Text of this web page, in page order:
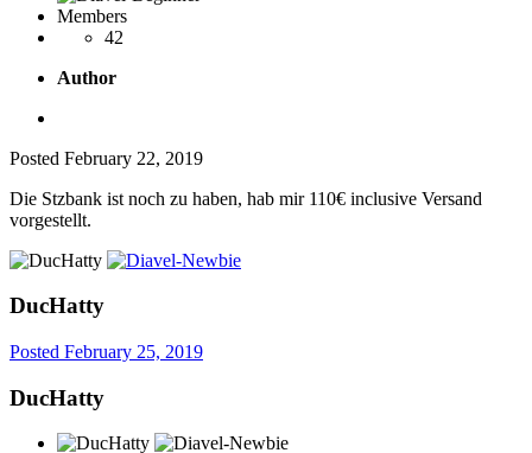
Members
42
Author
Posted February 22, 2019
Die Stzbank ist noch zu haben, hab mir 110€ inclusive Versand
vorgestellt.
DucHatty
Posted February 25, 2019
DucHatty